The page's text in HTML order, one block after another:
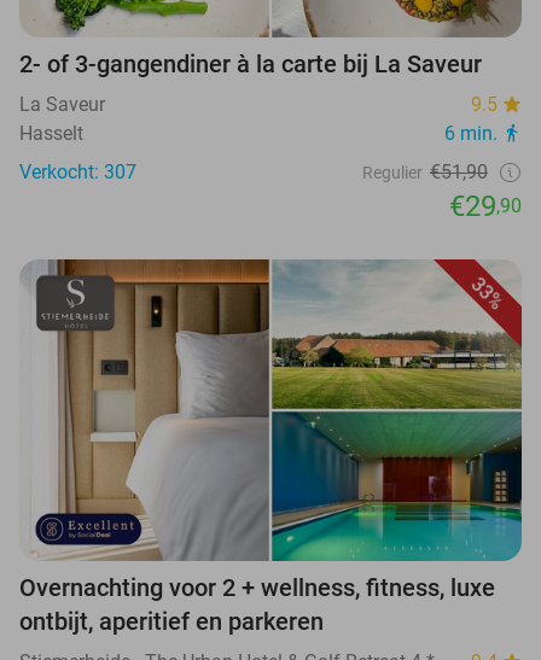
2- of 3-gangendiner à la carte bij La Saveur
La Saveur
9.5
Hasselt
6 min.
Verkocht: 307
Regulier €51,90
€29,90
33%
Overnachting voor 2 + wellness, fitness, luxe
ontbijt, aperitief en parkeren